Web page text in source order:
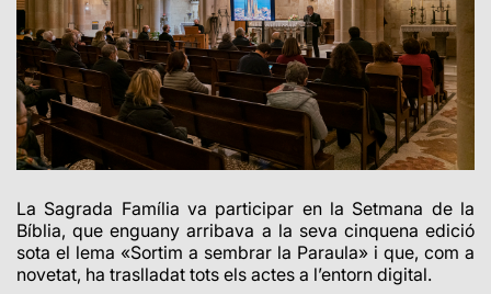
La Sagrada Família va participar en la Setmana de la
Bíblia, que enguany arribava a la seva cinquena edició
sota el lema «Sortim a sembrar la Paraula» i que, com a
novetat, ha traslladat tots els actes a l’entorn digital.